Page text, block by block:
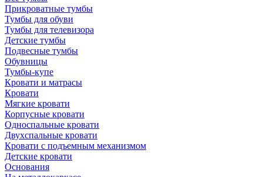
Прикроватные тумбы
Тумбы для обуви
Тумбы для телевизора
Детские тумбы
Подвесные тумбы
Обувницы
Тумбы-купе
Кровати и матрасы
Кровати
Мягкие кровати
Корпусные кровати
Односпальные кровати
Двухспальные кровати
Кровати с подъемным механизмом
Детские кровати
Основания